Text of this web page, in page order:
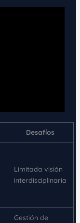
Desafíos
Limitada visión
interdisciplinaria
Gestión de